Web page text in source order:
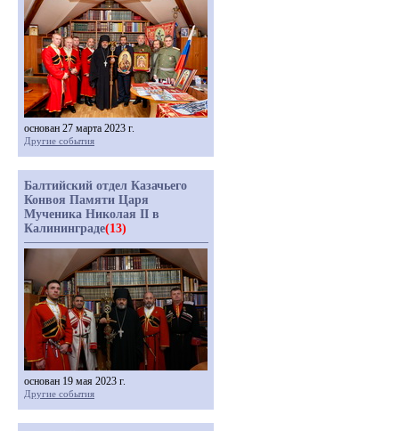
основан 27 марта 2023 г.
Другие события
Балтийский отдел Казачьего
Конвоя Памяти Царя
Мученика Николая II в
Калининграде(13)
основан 19 мая 2023 г.
Другие события